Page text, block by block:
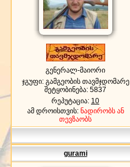
გენერალ-მაიორი
ჯგუფი: გამგეობის თავმჯდომარე
შეტყობინება: 5837
რეპუტაცია: 10
ამ დროისთვის: ნადირობს ან
თევზაობს
gurami